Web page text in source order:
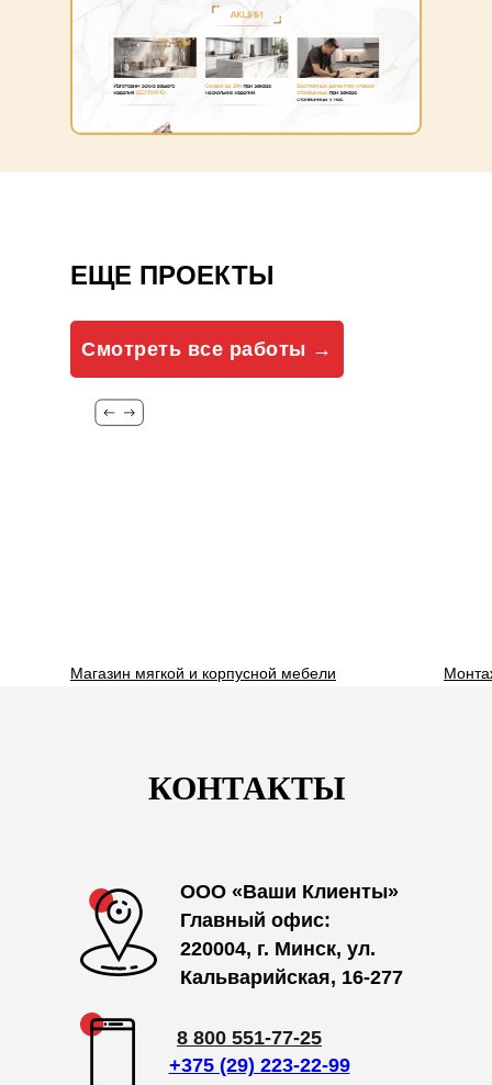
ЕЩЕ ПРОЕКТЫ
Смотреть все работы →
Магазин мягкой и корпусной мебели
КОНТАКТЫ
ООО «Ваши Клиенты»
Главный офис:
220004, г. Минск, ул.
Кальварийская, 16-277
+375 (29) 223-22-99
8 800 551-77-25